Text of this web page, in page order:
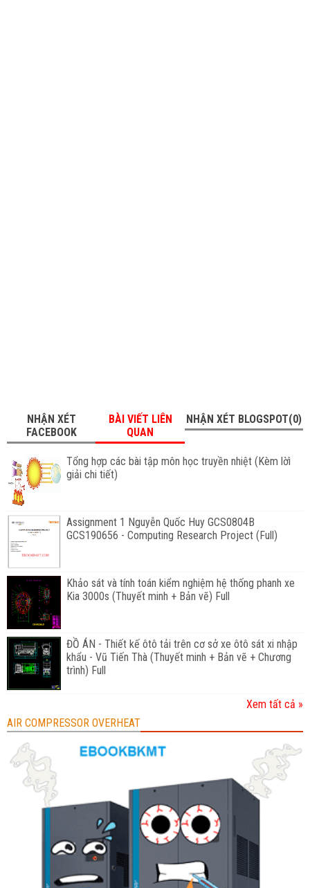
NHẬN XÉT
FACEBOOK
BÀI VIẾT LIÊN
QUAN
NHẬN XÉT BLOGSPOT(0)
Tổng hợp các bài tập môn học truyền nhiệt (Kèm lờì
giải chi tiết)
Assignment 1 Nguyễn Quốc Huy GCS0804B
GCS190656 - Computing Research Project (Full)
Khảo sát và tính toán kiểm nghiệm hệ thống phanh xe
Kia 3000s (Thuyết minh + Bản vẽ) Full
ĐỒ ÁN - Thiết kế ôtô tải trên cơ sở xe ôtô sát xi nhập
khẩu - Vũ Tiến Thà (Thuyết minh + Bản vẽ + Chương
trình) Full
Xem tất cả »
AIR COMPRESSOR OVERHEAT